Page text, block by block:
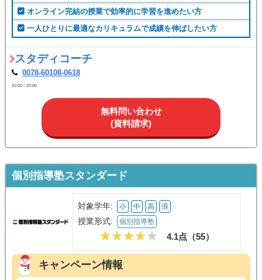
オンライン完結の授業で効率的に学習を進めたい方
一人ひとりに最適なカリキュラムで成績を伸ばしたい方
スタディコーチ
0078-60108-0618
10:00～20:00
無料問い合わせ
(資料請求)
個別指導塾スタンダード
対象学年: 小 中 高 浪
授業形式: 個別指導塾
4.1点（55）
キャンペーン情報